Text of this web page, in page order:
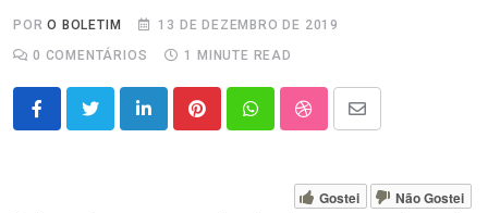
PORO BOLETIM
13 DE DEZEMBRO DE 2019
0 COMENTÁRIOS 1 MINUTE READ
LinkedInPinterestWhatsappStumbleUpon
Share
Email
Gostei Não Gostei